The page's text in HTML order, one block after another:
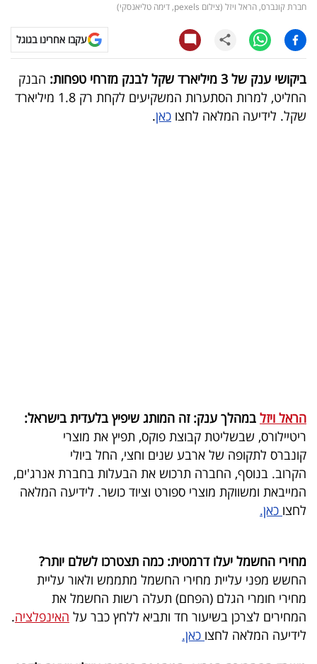
עסקי
ספורט
קריירה
5
המילון
הכלכלי
פודקאסט
UNDER
40
שיתופי
חברת קונברס, הראל ויזל (צילום pexels, דימה טליאנסקי)
עקבו אחרינו בגוגל
ביקושי ענק של 3 מיליארד שקל לבנק מזרחי טפחות:
הבנק
החליט, למרות הסתערות המשקיעים לקחת רק 1.8 מיליארד
שקל. לידיעה המלאה לחצו כאן.
הראל ויזל במהלך ענק: זה המותג שיפיץ בלעדית בישראל:
ריטיילורס, שבשליטת קבוצת פוקס, תפיץ את מוצרי
קונברס לתקופה של ארבע שנים וחצי, החל ביולי
הקרוב. בנוסף, החברה תרכוש את הבעלות בחברת אנרג'ים,
המייבאת ומשווקת מוצרי ספורט וציוד כושר. לידיעה המלאה
לחצו כאן.
מחירי החשמל יעלו דרמטית: כמה תצטרכו לשלם יותר?
החשש מפני עליית מחירי החשמל מתממש ולאור עליית
מחירי חומרי הגלם (הפחם) תעלה רשות החשמל את
המחירים לצרכן בשיעור חד ותביא ללחץ כבר על האינפלציה.
לידיעה המלאה לחצו כאן.